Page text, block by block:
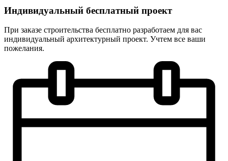
Индивидуальный бесплатный проект
При заказе строительства бесплатно разработаем для вас
индивидуальный архитектурный проект. Учтем все ваши
пожелания.